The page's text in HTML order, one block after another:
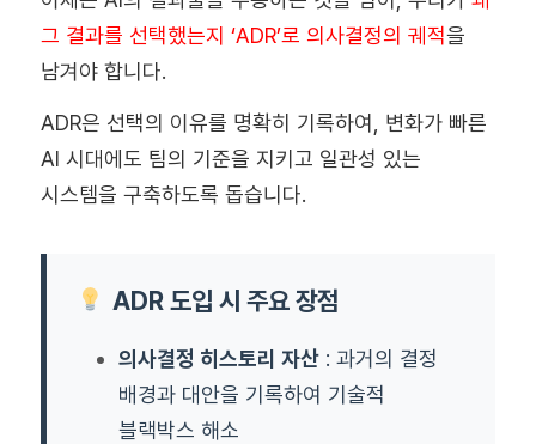
그 결과를 선택했는지 ‘ADR’로 의사결정의 궤적을
남겨야 합니다.
ADR은 선택의 이유를 명확히 기록하여, 변화가 빠른
AI 시대에도 팀의 기준을 지키고 일관성 있는
시스템을 구축하도록 돕습니다.
ADR 도입 시 주요 장점
의사결정 히스토리 자산: 과거의 결정
배경과 대안을 기록하여 기술적
블랙박스 해소